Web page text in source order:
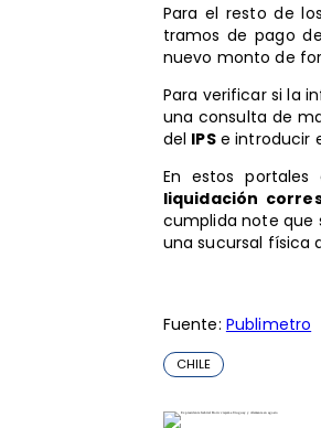
Para el resto de
tramos de pago
nuevo monto de
Para verificar si la
una consulta de
del IPSe introducir
En estos
liquidación
cumplida note que
una sucursal física
Fuente: Publimetro
CHILE